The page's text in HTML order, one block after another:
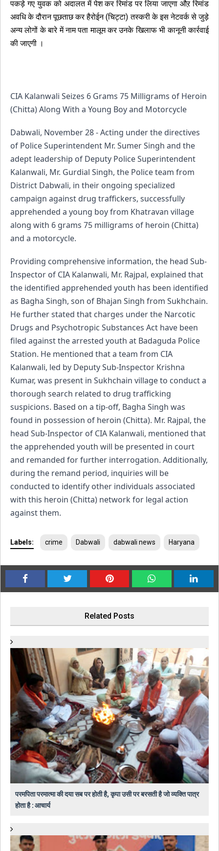
पकड़े गए युवक को अदालत में पेश कर रिमांड पर लिया जाएगा औऱ रिमांड
अवधि के दौरान पूछताछ कर हैरोईन (चिट्टा) तस्करी के इस नेटवर्क से जुड़े
अन्य लोगों के बारे में नाम पता मालूम कर उनके खिलाफ भी कानूनी कार्रवाई
की जाएगी ।
CIA Kalanwali Seizes 6 Grams 75 Milligrams of Heroin
(Chitta) Along With a Young Boy and Motorcycle
Dabwali, November 28 -Acting under the directives
of Police Superintendent Mr. Sumer Singh and the
adept leadership of Deputy Police Superintendent
Kalanwali, Mr. Gurdial Singh, the Police team from
District Dabwali, in their ongoing specialized
campaign against drug traffickers, successfully
apprehended a young boy from Khatravan village
along with 6 grams 75 milligrams of heroin (Chitta)
and a motorcycle.
Providing comprehensive information, the head Sub-
Inspector of CIA Kalanwali, Mr. Rajpal, explained that
the identified apprehended youth has been identified
as Bagha Singh, son of Bhajan Singh from Sukhchain.
He further stated that charges under the Narcotic
Drugs and Psychotropic Substances Act have been
filed against the arrested youth at Badaguda Police
Station. He mentioned that a team from CIA
Kalanwali, led by Deputy Sub-Inspector Krishna
Kumar, was present in Sukhchain village to conduct a
thorough search related to drug trafficking
suspicions. Based on a tip-off, Bagha Singh was
found in possession of heroin (Chitta). Mr. Rajpal, the
head Sub-Inspector of CIA Kalanwali, mentioned that
the apprehended youth will be presented in court
and remanded for further interrogation. Additionally,
during the remand period, inquiries will be
conducted to identify other individuals associated
with this heroin (Chitta) network for legal action
against them.
Labels: crime Dabwali dabwali news Haryana
Related Posts
परमपिता परमात्मा की दया सब पर होती है, कृपा उसी पर बरसती है जो व्यक्ति पात्र
होता है : आचार्य